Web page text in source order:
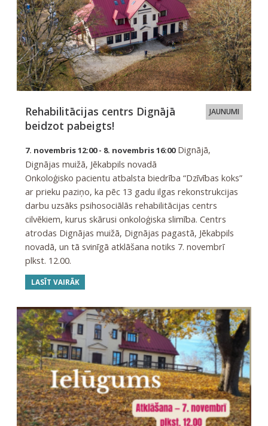
JAUNUMI
Rehabilitācijas centrs Dignājā
beidzot pabeigts!
7. novembris 12:00 - 8. novembris 16:00Dignājā,
Dignājas muižā, Jēkabpils novadā
Onkoloģisko pacientu atbalsta biedrība “Dzīvības koks”
ar prieku paziņo, ka pēc 13 gadu ilgas rekonstrukcijas
darbu uzsāks psihosociālās rehabilitācijas centrs
cilvēkiem, kurus skārusi onkoloģiska slimība. Centrs
atrodas Dignājas muižā, Dignājas pagastā, Jēkabpils
novadā, un tā svinīgā atklāšana notiks 7. novembrī
plkst. 12.00.
LASĪT VAIRĀK